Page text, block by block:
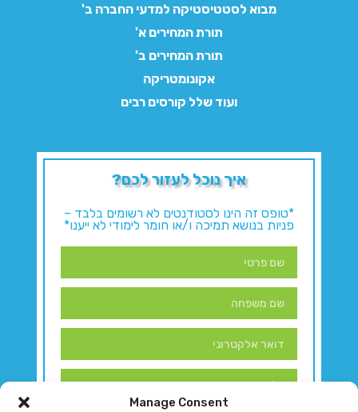
Manage Consent
מבוא לסטטיסטיקה למדעי החברה ב'
תורת המחירים א'
תורת המחירים ב'
אקונומטריקה
ועוד שלל קורסים רבים
איך נוכל לעזור לכם?
*טופס זה הינו לסטודנטים לא רשומים בלבד –
פניות בנושא תמיכה ו/או חומר לימודי לא ייענו*